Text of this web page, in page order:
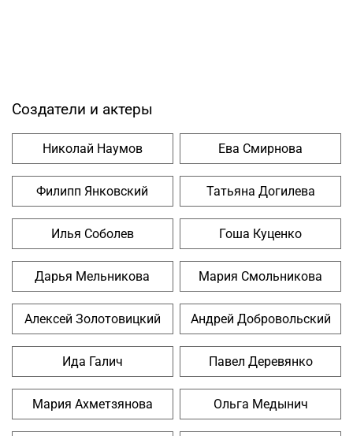
Создатели и актеры
Николай Наумов Ева Смирнова
Филипп Янковский Татьяна Догилева
Илья Соболев Гоша Куценко
Дарья Мельникова Мария Смольникова
Алексей Золотовицкий Андрей Добровольский
Ида Галич Павел Деревянко
Мария Ахметзянова Ольга Медынич